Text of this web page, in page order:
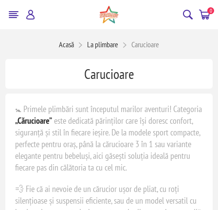
0
Acasă La plimbare Carucioare
Carucioare
🚼 Primele plimbări sunt începutul marilor aventuri! Categoria
„Cărucioare”este dedicată părinților care își doresc confort,
siguranță și stil în fiecare ieșire. De la modele sport compacte,
perfecte pentru oraș, până la cărucioare 3 în 1 sau variante
elegante pentru bebeluși, aici găsești soluția ideală pentru
fiecare pas din călătoria ta cu cel mic.
💨 Fie că ai nevoie de un cărucior ușor de pliat, cu roți
silențioase și suspensii eficiente, sau de un model versatil cu